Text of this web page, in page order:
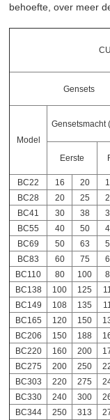
behoefte, over meer
Gensets
Model
Gensetsmacht
Eerste
BC22 16 20
BC28
20 25
BC41
30 38
BC55
40 50
BC69
50 63
BC83
60 75
BC110
80 100
BC138
100 125
BC149
108 135
BC165
120 150
BC206
150 188
BC220
160 200
BC275
200 250
BC303
220 275
BC330
240 300
BC344
250 313